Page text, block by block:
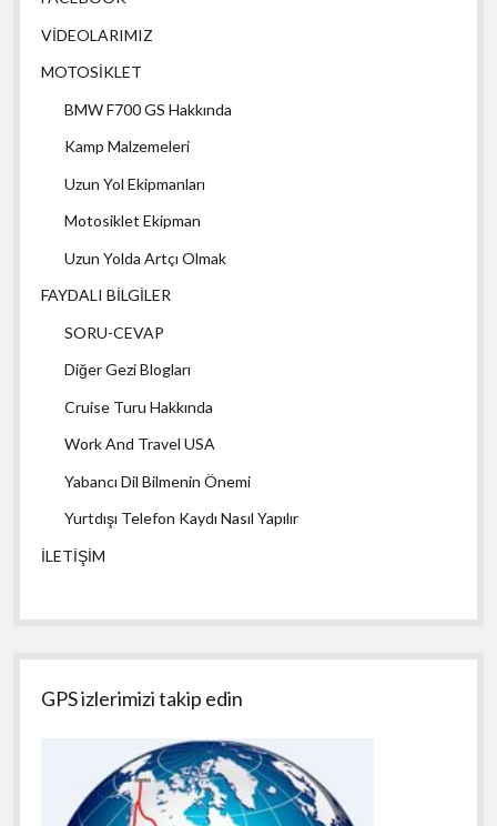
VİDEOLARIMIZ
MOTOSİKLET
BMW F700 GS Hakkında
Kamp Malzemeleri
Uzun Yol Ekipmanları
Motosiklet Ekipman
Uzun Yolda Artçı Olmak
FAYDALI BİLGİLER
SORU-CEVAP
Diğer Gezi Blogları
Cruise Turu Hakkında
Work And Travel USA
Yabancı Dil Bilmenin Önemi
Yurtdışı Telefon Kaydı Nasıl Yapılır
İLETİŞİM
GPS izlerimizi takip edin